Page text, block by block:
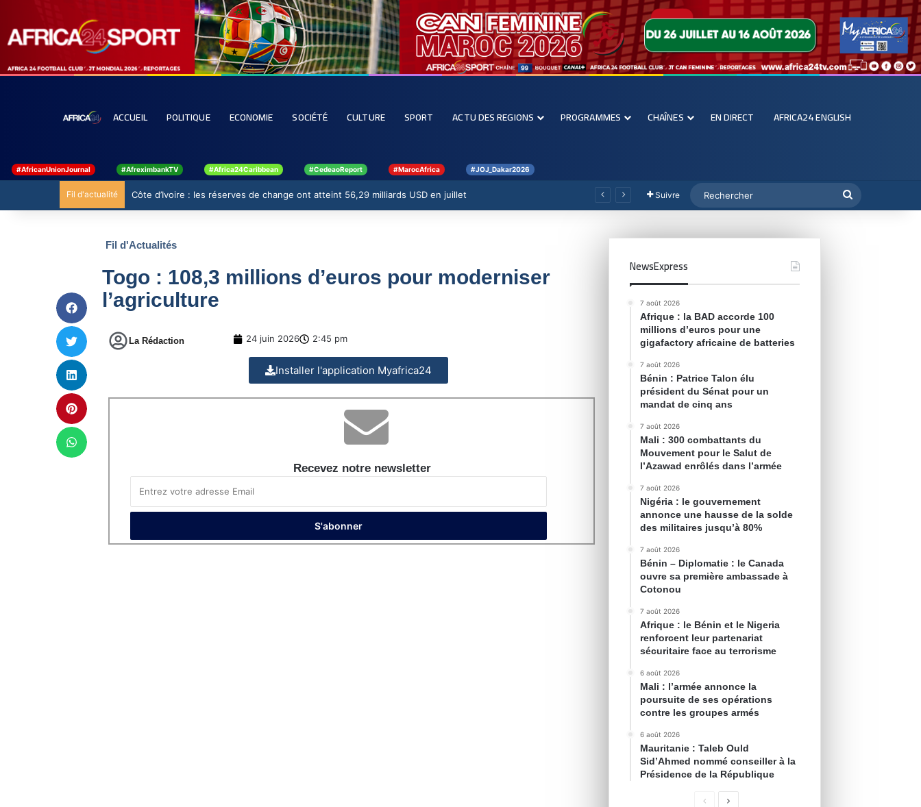
ACCUEIL POLITIQUE ECONOMIE SOCIÉTÉ CULTURE SPORT ACTU DES REGIONS PROGRAMMES CHAÎNES EN DIRECT AFRICA24 ENGLISH
#AfricanUnionJournal #AfreximbankTV #Africa24Caribbean #CedeaoReport #MarocAfrica #JOJ_Dakar2026
Fil d'actualité Côte d’Ivoire : les réserves de change ont atteint 56,29 milliards USD en juillet Suivre
Fil d'Actualités
Togo : 108,3 millions d’euros pour moderniser
l’agriculture
La Rédaction 24 juin 2026 2:45 pm
Installer l'application Myafrica24
Recevez notre newsletter
NewsExpress
7 août 2026
Afrique : la BAD accorde 100
millions d’euros pour une
gigafactory africaine de batteries
7 août 2026
Bénin : Patrice Talon élu
président du Sénat pour un
mandat de cinq ans
7 août 2026
Mali : 300 combattants du
Mouvement pour le Salut de
l’Azawad enrôlés dans l’armée
7 août 2026
Nigéria : le gouvernement
annonce une hausse de la solde
des militaires jusqu’à 80%
7 août 2026
Bénin – Diplomatie : le Canada
ouvre sa première ambassade à
Cotonou
7 août 2026
Afrique : le Bénin et le Nigeria
renforcent leur partenariat
sécuritaire face au terrorisme
6 août 2026
Mali : l’armée annonce la
poursuite de ses opérations
contre les groupes armés
6 août 2026
Mauritanie : Taleb Ould
Sid’Ahmed nommé conseiller à la
Présidence de la République